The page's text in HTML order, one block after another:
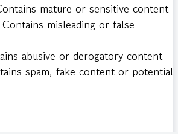
mature or sensitive content
Contains misleading or false
abusive or derogatory content
spam, fake content or potential